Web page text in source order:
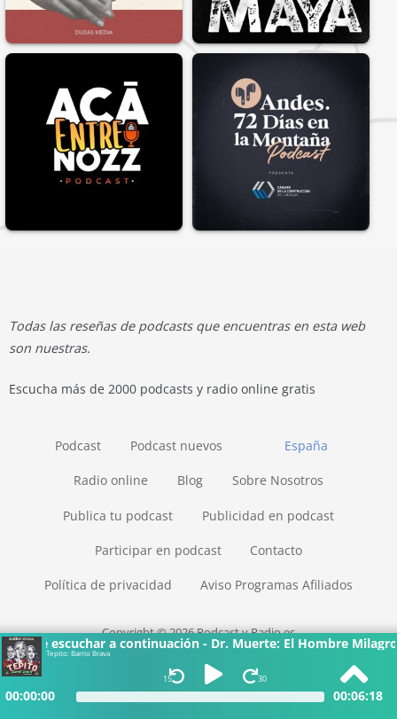
Qué escuchar a continuación - Dr. Muerte: El Hombre
Tepito: Barrio Brava
15 30
00:00:00 00:06:18
Todas las reseñas de podcasts que encuentras en esta web
son nuestras.
Escucha más de 2000 podcasts y radio online gratis
España
Podcast Podcast nuevos
Radio online Blog Sobre Nosotros
Publica tu podcast Publicidad en podcast
Participar en podcast Contacto
Política de privacidad Aviso Programas Afiliados
Copyright © 2026 Podcast y Radio.es